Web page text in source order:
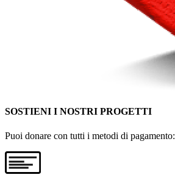
SOSTIENI I NOSTRI PROGETTI
Puoi donare con tutti i metodi di pagamento: